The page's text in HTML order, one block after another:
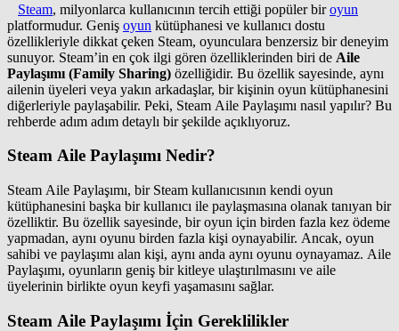
Steam, milyonlarca kullanıcının tercih ettiği popüler biroyun
platformudur. Geniş oyun kütüphanesi ve kullanıcı dostu
özellikleriyle dikkat çeken Steam, oyunculara benzersiz bir deneyim
sunuyor. Steam’in en çok ilgi gören özelliklerinden biri de Aile
Paylaşımı (Family Sharing) özelliğidir. Bu özellik sayesinde, aynı
ailenin üyeleri veya yakın arkadaşlar, bir kişinin oyun kütüphanesini
diğerleriyle paylaşabilir. Peki, Steam Aile Paylaşımı nasıl yapılır? Bu
rehberde adım adım detaylı bir şekilde açıklıyoruz.
Steam Aile Paylaşımı Nedir?
Steam Aile Paylaşımı, bir Steam kullanıcısının kendi oyun
kütüphanesini başka bir kullanıcı ile paylaşmasına olanak tanıyan bir
özelliktir. Bu özellik sayesinde, bir oyun için birden fazla kez ödeme
yapmadan, aynı oyunu birden fazla kişi oynayabilir. Ancak, oyun
sahibi ve paylaşımı alan kişi, aynı anda aynı oyunu oynayamaz. Aile
Paylaşımı, oyunların geniş bir kitleye ulaştırılmasını ve aile
üyelerinin birlikte oyun keyfi yaşamasını sağlar.
Steam Aile Paylaşımı İçin Gereklilikler